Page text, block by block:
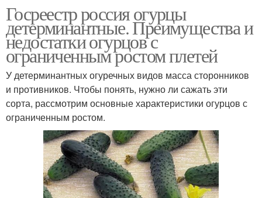
Госреестр россия огурцы
детерминантные. Преимущества и
недостатки огурцов с
ограниченным ростом плетей
У детерминантных огуречных видов масса сторонников
и противников. Чтобы понять, нужно ли сажать эти
сорта, рассмотрим основные характеристики огурцов с
ограниченным ростом.